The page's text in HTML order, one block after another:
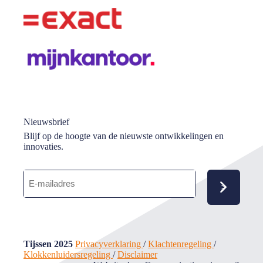
Nieuwsbrief
Blijf op de hoogte van de nieuwste ontwikkelingen en
innovaties.
E-
mailadres
(Vereist)
Tijssen 2025 Privacyverklaring /Klachtenregeling /
Klokkenluidersregeling /Disclaimer